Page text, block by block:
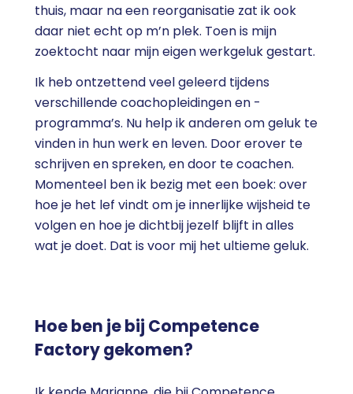
thuis, maar na een reorganisatie zat ik ook
daar niet echt op m’n plek. Toen is mijn
zoektocht naar mijn eigen werkgeluk gestart.
Ik heb ontzettend veel geleerd tijdens
verschillende coachopleidingen en -
programma’s. Nu help ik anderen om geluk te
vinden in hun werk en leven. Door erover te
schrijven en spreken, en door te coachen.
Momenteel ben ik bezig met een boek: over
hoe je het lef vindt om je innerlijke wijsheid te
volgen en hoe je dichtbij jezelf blijft in alles
wat je doet. Dat is voor mij het ultieme geluk.
Hoe ben je bij Competence
Factory gekomen?